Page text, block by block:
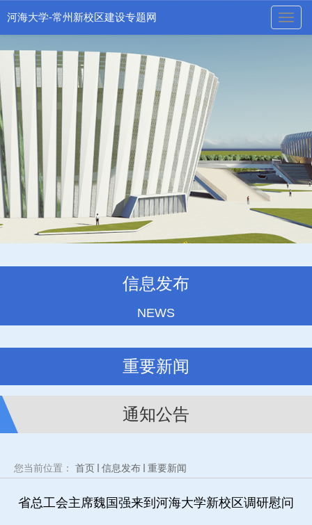
河海大学-常州新校区建设专题网
信息发布
NEWS
重要新闻
通知公告
您当前位置： 首页 信息发布 重要新闻
省总工会主席魏国强来到河海大学新校区调研慰问